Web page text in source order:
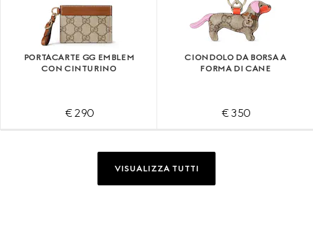
PORTACARTE GG EMBLEM
CON CINTURINO
€ 290
CIONDOLO DA BORSA A
FORMA DI CANE
€ 350
VISUALIZZA TUTTI